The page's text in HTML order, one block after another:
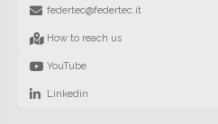
federtec@federtec.it
How to reach us
YouTube
Linkedin